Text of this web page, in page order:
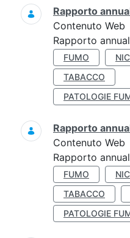
Rapporto
Contenuto Web
Rapporto
FUMO
TABACCO
PATOLOGIE
Rapporto
Contenuto Web
Rapporto
FUMO
TABACCO
PATOLOGIE